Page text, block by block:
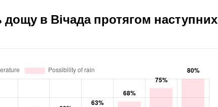
в Вічада протягом наступних